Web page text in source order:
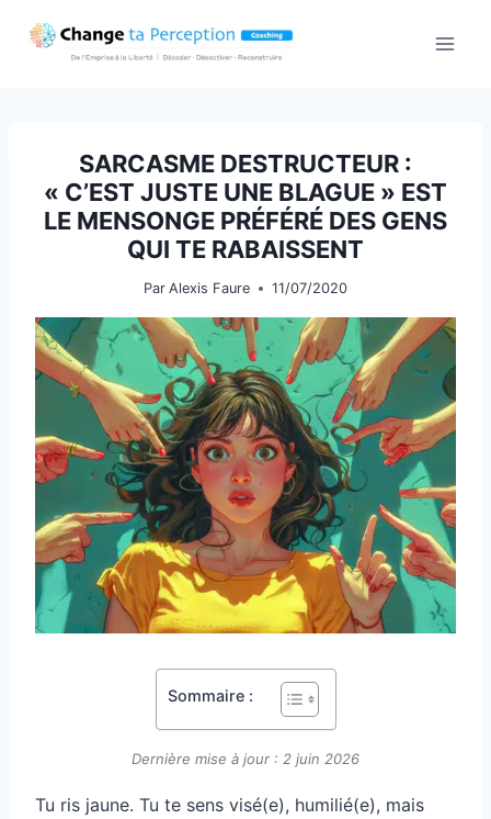
SARCASME DESTRUCTEUR :
« C’EST JUSTE UNE BLAGUE » EST
LE MENSONGE PRÉFÉRÉ DES GENS
QUI TE RABAISSENT
Par Alexis Faure 11/07/2020
Sommaire :
Dernière mise à jour : 2 juin 2026
Tu ris jaune. Tu te sens visé(e), humilié(e), mais